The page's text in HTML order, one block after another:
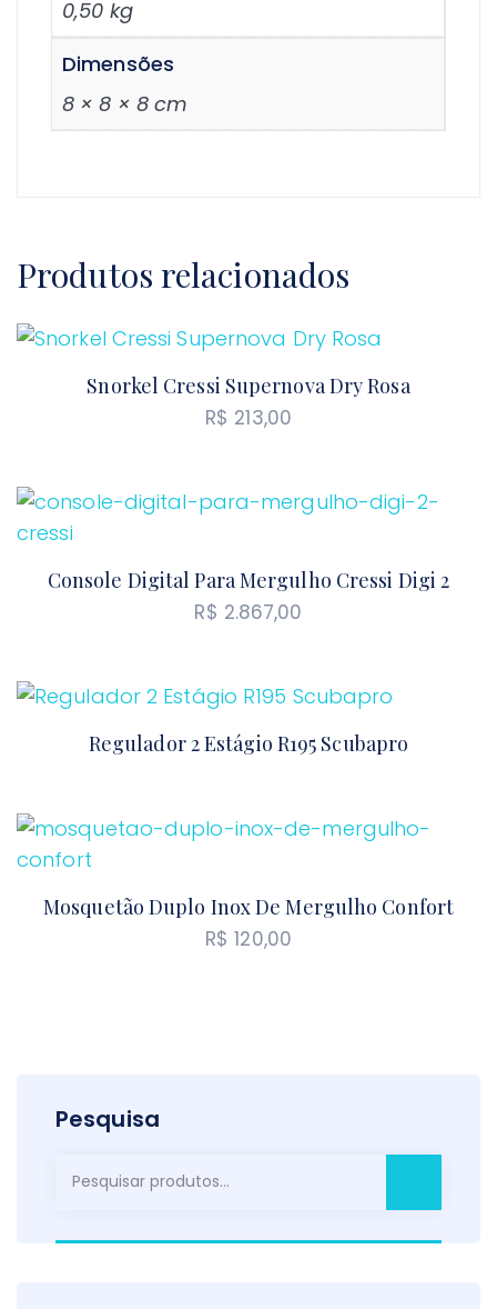
0,50 kg
Dimensões
8 × 8 × 8 cm
Produtos relacionados
Snorkel Cressi Supernova Dry Rosa
R$ 213,00
Console Digital Para Mergulho Cressi Digi 2
R$ 2.867,00
Regulador 2 Estágio R195 Scubapro
Mosquetão Duplo Inox De Mergulho Confort
R$ 120,00
Pesquisa
Pesquisar